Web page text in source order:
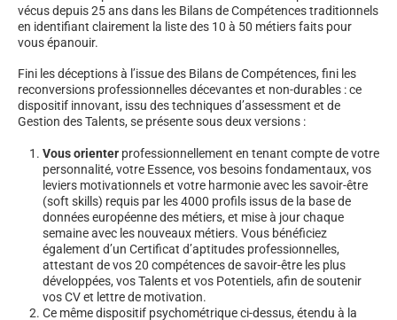
vécus depuis 25 ans dans les Bilans de Compétences traditionnels
en identifiant clairement la liste des 10 à 50 métiers faits pour
vous épanouir.
Fini les déceptions à l’issue des Bilans de Compétences, fini les
reconversions professionnelles décevantes et non-durables : ce
dispositif innovant, issu des techniques d’assessment et de
Gestion des Talents, se présente sous deux versions :
Vous orienter professionnellement en tenant compte de votre
personnalité, votre Essence, vos besoins fondamentaux, vos
leviers motivationnels et votre harmonie avec les savoir-être
(soft skills) requis par les 4000 profils issus de la base de
données européenne des métiers, et mise à jour chaque
semaine avec les nouveaux métiers. Vous bénéficiez
également d’un Certificat d’aptitudes professionnelles,
attestant de vos 20 compétences de savoir-être les plus
développées, vos Talents et vos Potentiels, afin de soutenir
vos CV et lettre de motivation.
Ce même dispositif psychométrique ci-dessus, étendu à la